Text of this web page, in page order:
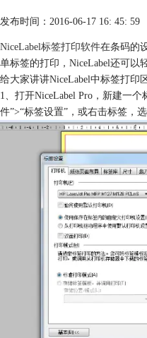
发布时间：2016-06-17 16: 45: 59
NiceLabel标签打印软件在条码的
单标签的打印，NiceLabel还可以
给大家讲讲NiceLabel中标签打印
1、打开NiceLabel Pro，新建一
件”>“标签设置”，或右击标签，